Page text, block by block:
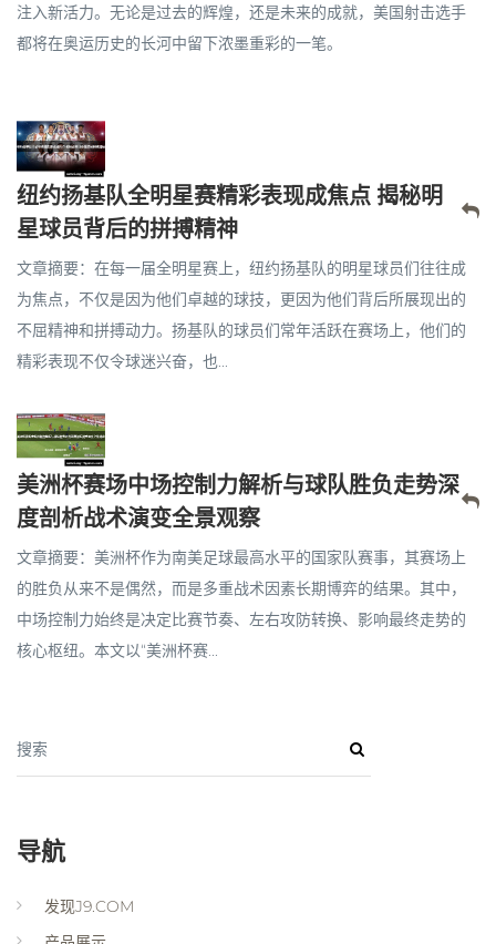
注入新活力。无论是过去的辉煌，还是未来的成就，美国射击选手
都将在奥运历史的长河中留下浓墨重彩的一笔。
纽约扬基队全明星赛精彩表现成焦点 揭秘明
星球员背后的拼搏精神
文章摘要：在每一届全明星赛上，纽约扬基队的明星球员们往往成
为焦点，不仅是因为他们卓越的球技，更因为他们背后所展现出的
不屈精神和拼搏动力。扬基队的球员们常年活跃在赛场上，他们的
精彩表现不仅令球迷兴奋，也...
美洲杯赛场中场控制力解析与球队胜负走势深
度剖析战术演变全景观察
文章摘要：美洲杯作为南美足球最高水平的国家队赛事，其赛场上
的胜负从来不是偶然，而是多重战术因素长期博弈的结果。其中，
中场控制力始终是决定比赛节奏、左右攻防转换、影响最终走势的
核心枢纽。本文以“美洲杯赛...
搜索
导航
发现J9.COM